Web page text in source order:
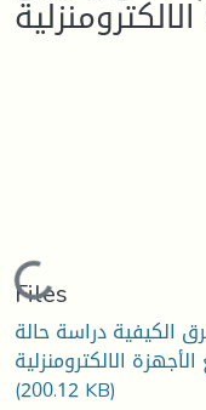
Loading...
Files
الكيفية دراسة حالة
(200.12 KB)